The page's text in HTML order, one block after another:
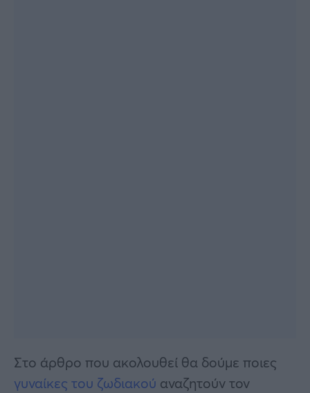
Στο άρθρο που ακολουθεί θα δούμε ποιες
γυναίκες του ζωδιακού αναζητούν τον